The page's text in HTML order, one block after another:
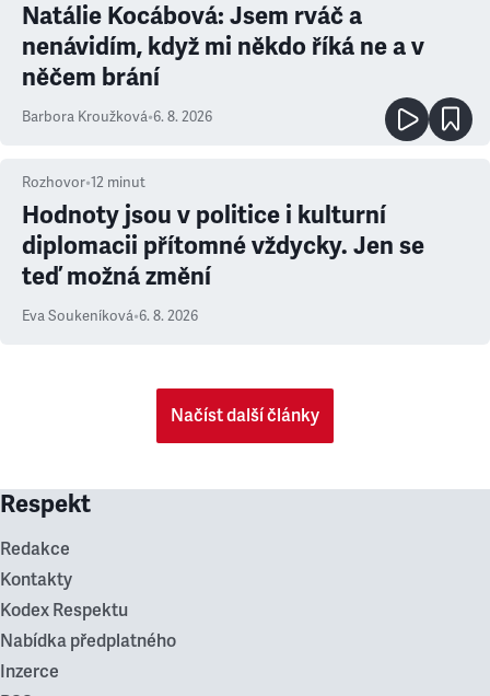
Natálie Kocábová: Jsem rváč a
nenávidím, když mi někdo říká ne a v
něčem brání
Barbora Kroužková•6. 8. 2026
Rozhovor•12 minut
Hodnoty jsou v politice i kulturní
diplomacii přítomné vždycky. Jen se
teď možná změní
Eva Soukeníková•6. 8. 2026
Načíst další články
Respekt
Redakce
Kontakty
Kodex Respektu
Nabídka předplatného
Inzerce